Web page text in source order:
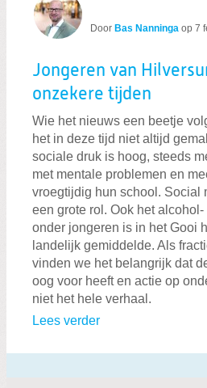
Door Bas Nanninga op 7
Jongeren van
onzekere tijden
Wie het nieuws een beetje
het in deze tijd niet altijd
sociale druk is hoog, steeds
met mentale problemen en
vroegtijdig hun school. Social
een grote rol. Ook het
onder jongeren is in het Gooi
landelijk gemiddelde. Als
vinden we het belangrijk dat
oog voor heeft en actie op
niet het hele verhaal.
Lees verder